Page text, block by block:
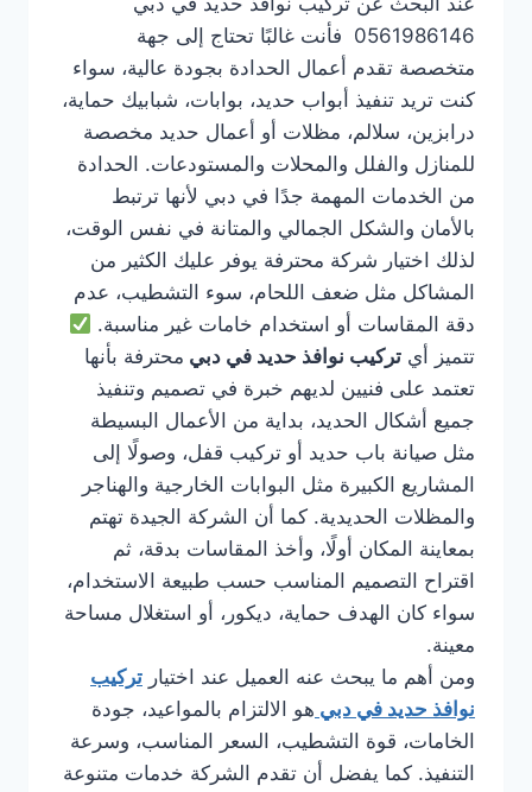
0561986146 فأنت غالبًا تحتاج إلى جهة
متخصصة تقدم أعمال الحدادة بجودة عالية، سواء
كنت تريد تنفيذ أبواب حديد، بوابات، شبابيك حماية،
درابزين، سلالم، مظلات أو أعمال حديد مخصصة
للمنازل والفلل والمحلات والمستودعات. الحدادة
من الخدمات المهمة جدًا في دبي لأنها ترتبط
بالأمان والشكل الجمالي والمتانة في نفس الوقت،
لذلك اختيار شركة محترفة يوفر عليك الكثير من
المشاكل مثل ضعف اللحام، سوء التشطيب، عدم
دقة المقاسات أو استخدام خامات غير مناسبة.
تتميز أي تركيب نوافذ حديد في دبي محترفة بأنها
تعتمد على فنيين لديهم خبرة في تصميم وتنفيذ
جميع أشكال الحديد، بداية من الأعمال البسيطة
مثل صيانة باب حديد أو تركيب قفل، وصولًا إلى
المشاريع الكبيرة مثل البوابات الخارجية والهناجر
والمظلات الحديدية. كما أن الشركة الجيدة تهتم
بمعاينة المكان أولًا، وأخذ المقاسات بدقة، ثم
اقتراح التصميم المناسب حسب طبيعة الاستخدام،
سواء كان الهدف حماية، ديكور، أو استغلال مساحة
معينة.
ومن أهم ما يبحث عنه العميل عند اختيار تركيب
نوافذ حديد في دبي هو الالتزام بالمواعيد، جودة
الخامات، قوة التشطيب، السعر المناسب، وسرعة
التنفيذ. كما يفضل أن تقدم الشركة خدمات متنوعة